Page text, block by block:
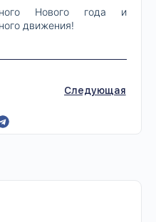
Нового года и
движения!
Следующая